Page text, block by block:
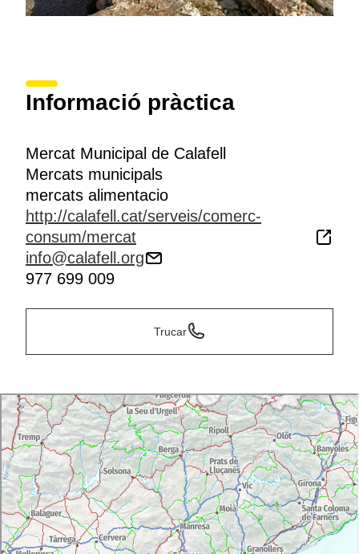
Informació pràctica
Mercat Municipal de Calafell
Mercats municipals
mercats alimentacio
http://calafell.cat/serveis/comerc-
consum/mercat
info@calafell.org
977 699 009
Trucar